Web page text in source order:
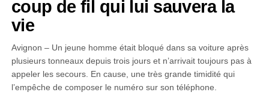
coup de fil qui lui sauvera la
vie
Avignon – Un jeune homme était bloqué dans sa voiture après
plusieurs tonneaux depuis trois jours et n’arrivait toujours pas à
appeler les secours. En cause, une très grande timidité qui
l’empêche de composer le numéro sur son téléphone.